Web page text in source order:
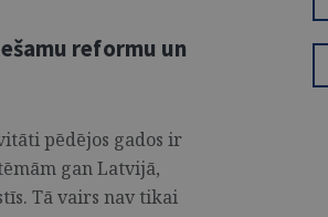
reformu un
pēdējos gados ir
gan Latvijā,
Tā vairs nav tikai